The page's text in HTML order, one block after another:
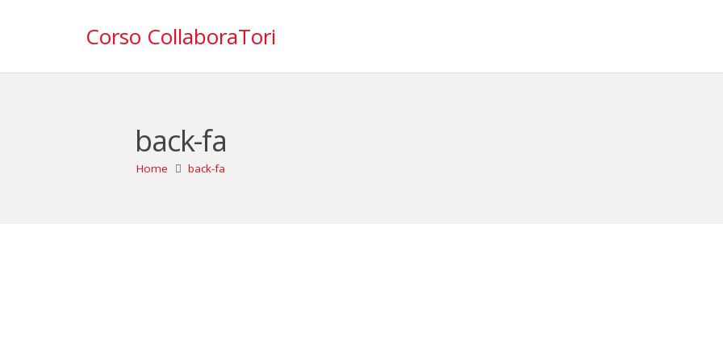
Corso CollaboraTori
back-fa
Home back-fa